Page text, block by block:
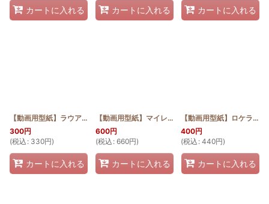
カートに入れる カートに入れる カートに入れる
【動画用型紙】ラウアエとティアレのワイヤー口金ポーチ12cm [
300円
(税込 : 330円)
カートに入れる
【動画用型紙】マイレとプルメリアのソーイングケース
600円
(税込 : 660円)
カートに入れる
【動画用型紙】ロケラニとマイレのソーイングケース
400円
(税込 : 440円)
カートに入れる